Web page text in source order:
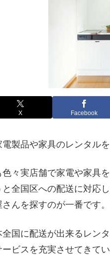
X Facebook
製品や家具のレンタル
々実店舗で家電や家具
全国区への配送に対応
んを探すのが一番です。
国に配送が出来るレン
ビスを充実させてきてい